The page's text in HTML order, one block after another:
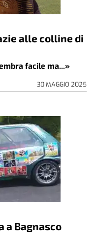
alle colline di
facile ma...»
30 MAGGIO 2025
a Bagnasco